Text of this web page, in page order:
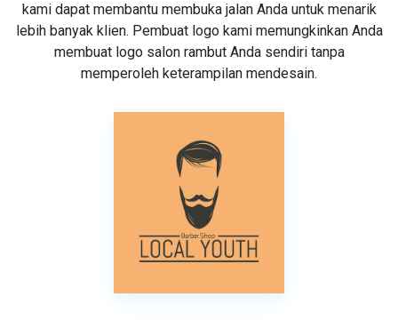
kami dapat membantu membuka jalan Anda untuk menarik
lebih banyak klien. Pembuat logo kami memungkinkan Anda
membuat logo salon rambut Anda sendiri tanpa
memperoleh keterampilan mendesain.